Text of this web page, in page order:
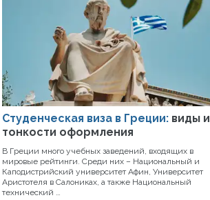
Студенческая виза в Греции: виды и
тонкости оформления
В Греции много учебных заведений, входящих в
мировые рейтинги. Среди них – Национальный и
Каподистрийский университет Афин, Университет
Аристотеля в Салониках, а также Национальный
технический …